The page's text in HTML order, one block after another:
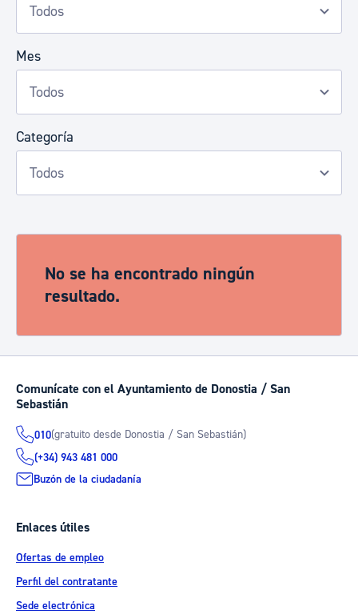
Mes
Categoría
No se ha encontrado ningún
resultado.
Comunícate con el Ayuntamiento de Donostia / San
Sebastián
010(gratuito desde Donostia / San Sebastián)
(+34) 943 481 000
Buzón de la ciudadanía
Enlaces útiles
Ofertas de empleo
Perfil del contratante
Sede electrónica